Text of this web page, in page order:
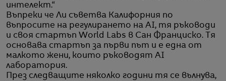
интелект.“
Въпреки че Ли съветва Калифорния по
въпросите на регулирането на AI, тя ръководи
и своя стартъп World Labs в Сан Франциско. Тя
основава стартъп за първи път и е една от
малкото жени, които ръководят AI
лаборатория.
През следващите няколко години тя се вълнува,